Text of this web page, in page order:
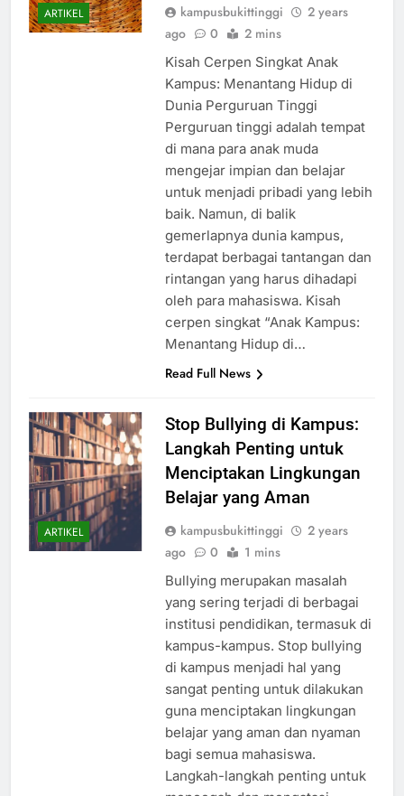
ARTIKEL kampusbukittinggi
2 years
ago
0 2 mins
Kisah Cerpen Singkat Anak
Kampus: Menantang Hidup di
Dunia Perguruan Tinggi
Perguruan tinggi adalah tempat
di mana para anak muda
mengejar impian dan belajar
untuk menjadi pribadi yang lebih
baik. Namun, di balik
gemerlapnya dunia kampus,
terdapat berbagai tantangan dan
rintangan yang harus dihadapi
oleh para mahasiswa. Kisah
cerpen singkat “Anak Kampus:
Menantang Hidup di…
Read Full News
ARTIKEL
Stop Bullying di Kampus:
Langkah Penting untuk
Menciptakan Lingkungan
Belajar yang Aman
kampusbukittinggi
2 years
ago
0 1 mins
Bullying merupakan masalah
yang sering terjadi di berbagai
institusi pendidikan, termasuk di
kampus-kampus. Stop bullying
di kampus menjadi hal yang
sangat penting untuk dilakukan
guna menciptakan lingkungan
belajar yang aman dan nyaman
bagi semua mahasiswa.
Langkah-langkah penting untuk